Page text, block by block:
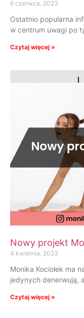
6 czerwca, 2023
Ostatnio popularna
w centrum uwagi po
Czytaj więcej »
Nowy projekt
4 kwietnia, 2023
Monika Kociołek ma
jedynych denerwują,
Czytaj więcej »